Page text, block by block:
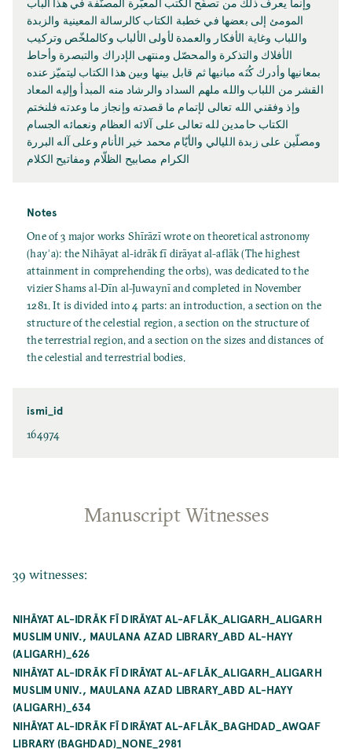
وإنما يعرف ذلك من تصفّح الكتب المعبّرة المصنّفة في هذا الباب
المومئ إلى بعضها في خطبة الكتاب كالرسالة المعينية والزبدة
واللباب وغاية الأفكار والعمدة لأولى الألباب وكالملخّص وتركيب
الأفلاك والتذكرة والمحصّل ومنتهى الإدراك والتبصرة وأحاط
بمعانيها وأدرك كُنَه مبانيها ثم قابل بينها وبين هذا الكتاب ليتميّز عنده
القشر من اللباب والله ملهم السداد والرشاد منه المبدأ وإليه المعاد
وإذ وفقني الله تعالى لإتمام ما قصدته وإنجاز ما وعدته فلنختم
الكتاب حامدين لله تعالى على آلائه العظام ونعمائه الجسام
ومصلّين على زبدة الليالي والأيّام محمد خير الأنام وعلى آله البررة
الكرام مصابيح الظلّام ومفاتيح الكلام
Notes
One of 3 major works Shīrāzī wrote on theoretical astronomy
(hayʾa): the Nihāyat al-idrāk fī dirāyat al-aflāk (The highest
attainment in comprehending the orbs), was dedicated to the
vizier Shams al-Dīn al-Juwaynī and completed in November
1281. It is divided into 4 parts: an introduction, a section on the
structure of the celestial region, a section on the structure of
the terrestrial region, and a section on the sizes and distances of
the celestial and terrestrial bodies.
ismi_id
164974
Manuscript Witnesses
39 witnesses:
NIHĀYAT AL-IDRĀK FĪ DIRĀYAT AL-AFLĀK_ALIGARH_ALIGARH
MUSLIM UNIV., MAULANA AZAD LIBRARY_ABD AL-HAYY
(ALIGARH)_626
NIHĀYAT AL-IDRĀK FĪ DIRĀYAT AL-AFLĀK_ALIGARH_ALIGARH
MUSLIM UNIV., MAULANA AZAD LIBRARY_ABD AL-HAYY
(ALIGARH)_634
NIHĀYAT AL-IDRĀK FĪ DIRĀYAT AL-AFLĀK_BAGHDAD_AWQAF
LIBRARY (BAGHDAD)_NONE_2981